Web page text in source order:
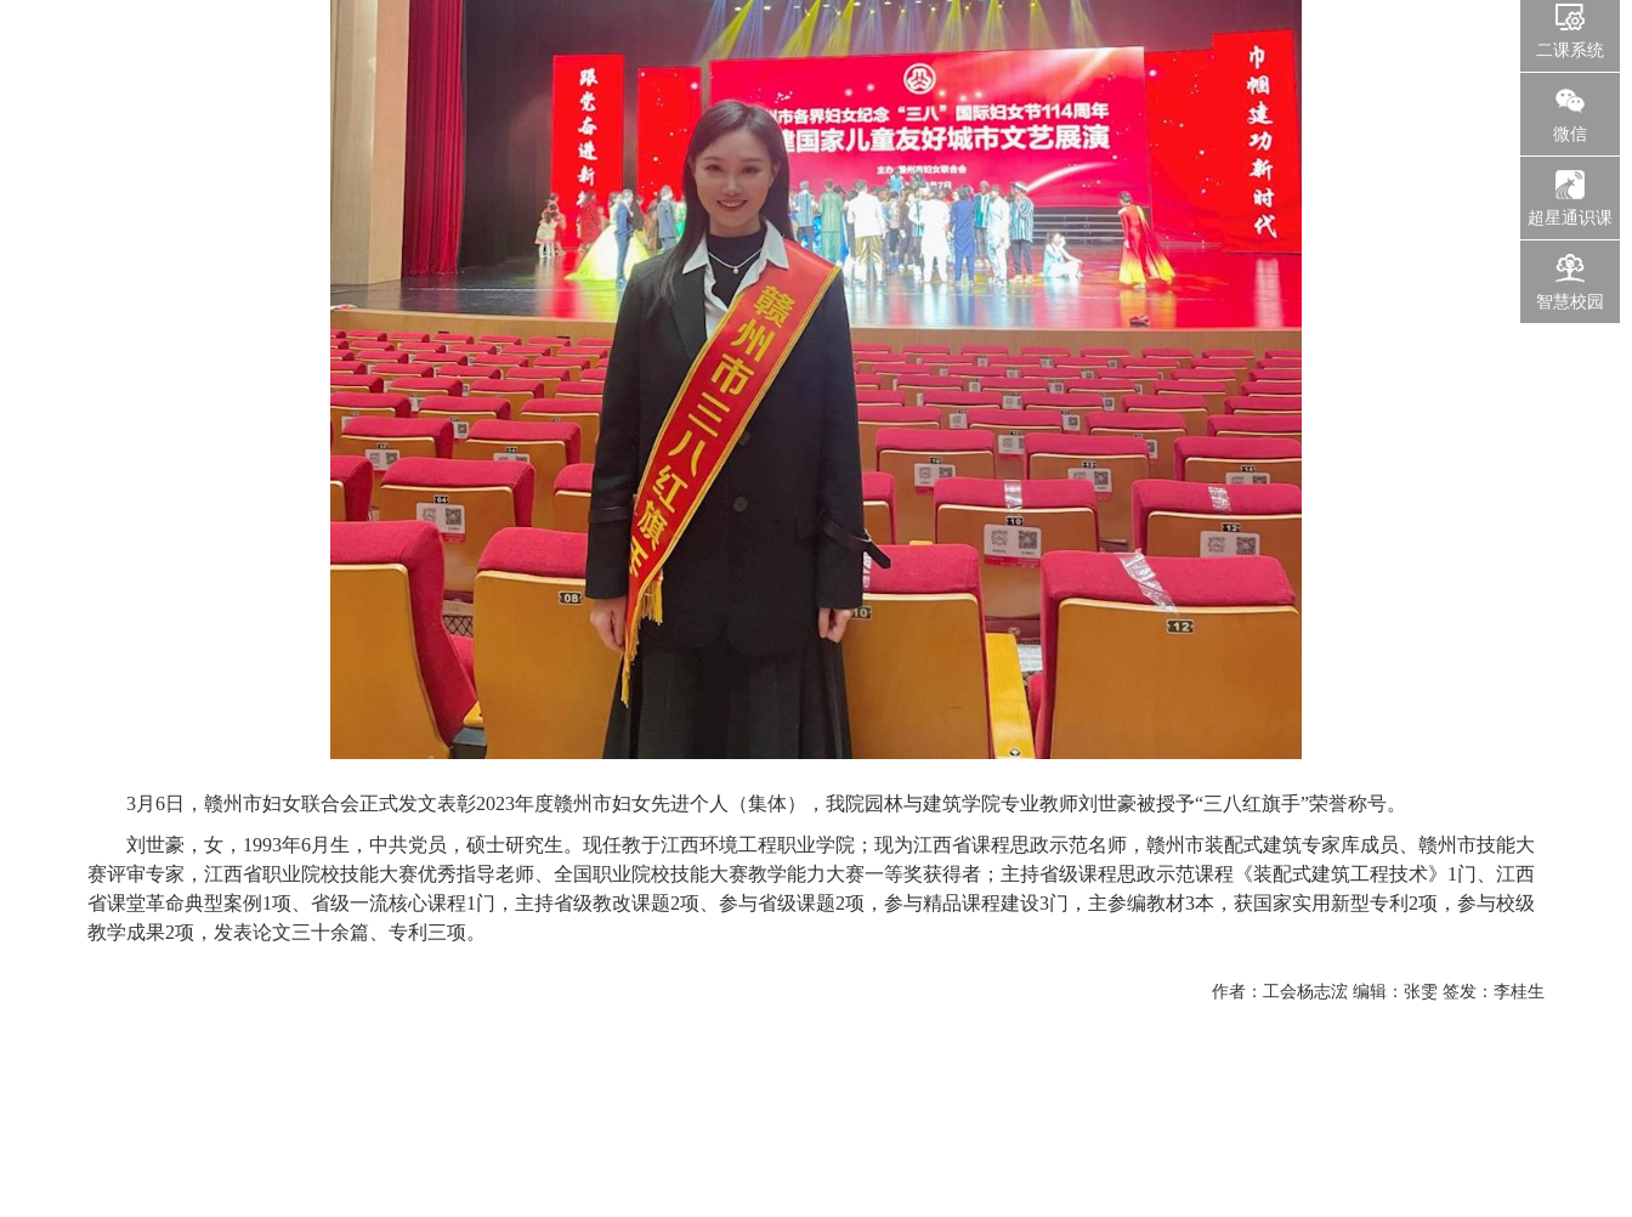
3月6日，赣州市妇女联合会正式发文表彰2023年度赣州市妇女先进个人（集体），我院园林与建筑学院专业教师刘世豪被授予“三八红旗手”荣誉称号。
刘世豪，女， 1993年6月生，中共党员，硕士研究生。现任教于江西环境工程职业学院；现为江西省课程思政示范名师，赣州市装配式建筑专家库成员、赣州市技能大
赛评审专家，江西省职业院校技能大赛优秀指导老师、全国职业院校技能大赛教学能力大赛一等奖获得者；主持省级课程思政示范课程《装配式建筑工程技术》 1门、江西
省课堂革命典型案例1项、省级一流核心课程1门，主持省级教改课题2项、参与省级课题2项，参与精品课程建设3门，主参编教材3本，获国家实用新型专利2项，参与校级
教学成果2项，发表论文三十余篇、专利三项。
作者： 工会杨志浤 编辑：张雯 签发：李桂生
二课系统
微信
超星通识课
智慧校园